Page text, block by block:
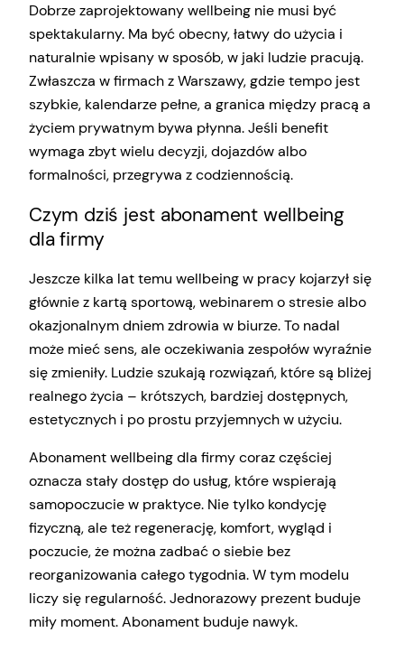
Dobrze zaprojektowany wellbeing nie musi być
spektakularny. Ma być obecny, łatwy do użycia i
naturalnie wpisany w sposób, w jaki ludzie pracują.
Zwłaszcza w firmach z Warszawy, gdzie tempo jest
szybkie, kalendarze pełne, a granica między pracą a
życiem prywatnym bywa płynna. Jeśli benefit
wymaga zbyt wielu decyzji, dojazdów albo
formalności, przegrywa z codziennością.
Czym dziś jest abonament wellbeing
dla firmy
Jeszcze kilka lat temu wellbeing w pracy kojarzył się
głównie z kartą sportową, webinarem o stresie albo
okazjonalnym dniem zdrowia w biurze. To nadal
może mieć sens, ale oczekiwania zespołów wyraźnie
się zmieniły. Ludzie szukają rozwiązań, które są bliżej
realnego życia – krótszych, bardziej dostępnych,
estetycznych i po prostu przyjemnych w użyciu.
Abonament wellbeing dla firmy coraz częściej
oznacza stały dostęp do usług, które wspierają
samopoczucie w praktyce. Nie tylko kondycję
fizyczną, ale też regenerację, komfort, wygląd i
poczucie, że można zadbać o siebie bez
reorganizowania całego tygodnia. W tym modelu
liczy się regularność. Jednorazowy prezent buduje
miły moment. Abonament buduje nawyk.